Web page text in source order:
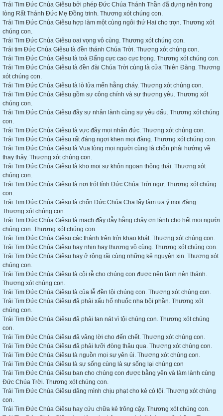
Trái Tim Đức Chúa Giêsu bởi phép Đức Chúa Thánh Thần đã dựng nên trong
lòng Rất Thánh Đức Mẹ Đồng trinh. Thương xót chúng con.
Trái Tim Đức Chúa Giêsu hợp làm một cùng ngôi thứ Hai cho trọn. Thương xót
chúng con.
Trái Tim Đức Chúa Giêsu oai vọng vô cùng. Thương xót chúng con.
Trái tim Đức Chúa Giêsu là đền thánh Chúa Trời. Thương xót chúng con.
Trái Tim Đức Chúa Giêsu là toà Đấng cực cao cực trọng. Thương xót chúng con.
Trái Tim Đức Chúa Giêsu là đền đài Chúa Trời cùng là cửa Thiên Đàng. Thương
xót chúng con.
Trái Tim Đức Chúa Giêsu là lò lửa mến hằng cháy. Thương xót chúng con.
Trái Tim Đức Chúa Giêsu gồm sự công chính và sự thương yêu. Thương xót
chúng con.
Trái Tim Đức Chúa Giêsu đầy sự nhân lành cùng sự yêu dấu. Thương xót chúng
con.
Trái Tim Đức Chúa Giêsu là vực đầy mọi nhân đức. Thương xót chúng con.
Trái Tim Đức Chúa Giêsu rất đáng ngợi khen mọi đàng. Thương xót chúng con.
Trái Tim Đức Chúa Giêsu là Vua lòng mọi người cùng là chốn phải hướng về
thay thảy. Thương xót chúng con.
Trái Tim Đức Chúa Giêsu là kho mọi sự khôn ngoan thông thái. Thương xót
chúng con.
Trái Tim Đức Chúa Giêsu là nơi trót tính Đức Chúa Trời ngự. Thương xót chúng
con.
Trái Tim Đức Chúa Giêsu là chốn Đức Chúa Cha lấy làm ưa ý mọi đàng.
Thương xót chúng con.
Trái Tim Đức Chúa Giêsu là mạch đầy dẫy hằng chảy ơn lành cho hết mọi người
chúng con. Thương xót chúng con.
Trái Tim Đức Chúa Giêsu các thánh trên trời khao khát. Thương xót chúng con.
Trái Tim Đức Chúa Giêsu hay nhịn hay thương vô cùng. Thương xót chúng con.
Trái Tim Đức Chúa Giêsu hay ở rộng rãi cùng những kẻ nguyện xin. Thương xót
chúng con.
Trái Tim Đức Chúa Giêsu là cội rễ cho chúng con được nên lành nên thánh.
Thương xót chúng con.
Trái Tim Đức Chúa Giêsu là của lễ đền tội chúng con. Thương xót chúng con.
Trái Tim Đức Chúa Giêsu đã phải xấu hổ nhuốc nha bội phần. Thương xót
chúng con.
Trái Tim Đức Chúa Giêsu đã phải tan nát vì tội chúng con. Thương xót chúng
con.
Trái Tim Đức Chúa Giêsu đã vâng lời cho đến chết. Thương xót chúng con.
Trái Tim Đức Chúa Giêsu đã phải lưỡi đòng thâu qua. Thương xót chúng con.
Trái Tim Đức Chúa Giêsu là nguồn mọi sự yên ủi. Thương xót chúng con.
Trái Tim Đức Chúa Giêsu là sự sống cùng là sự sống lại chúng con
Trái Tim Đức Chúa Giêsu ban cho chúng con được bằng yên và làm lành cùng
Đức Chúa Trời. Thương xót chúng con.
Trái Tim Đức Chúa Giêsu dâng mình chịu phạt cho kẻ có tội. Thương xót chúng
con.
Trái Tim Đức Chúa Giêsu hay cứu chữa kẻ trông cậy. Thương xót chúng con.